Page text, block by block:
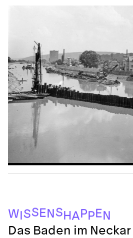
WISSENSHA PPEN
Das Baden im